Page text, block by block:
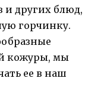
и других блюд,
горчинку.
кожуры, мы
ее в наш